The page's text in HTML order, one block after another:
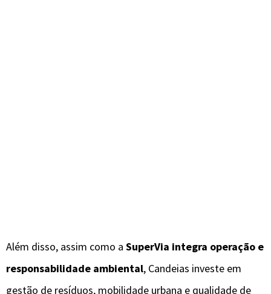
Além disso, assim como a SuperVia integra operação e
responsabilidade ambiental, Candeias investe em
gestão de resíduos, mobilidade urbana e qualidade de